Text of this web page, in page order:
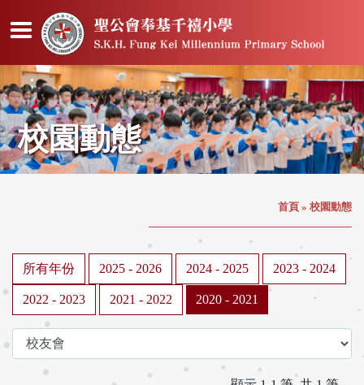
校園動態
首頁 » 校園動態
所有年份 2025 - 2026 2024 - 2025 2023 - 2024
2022 - 2023 2021 - 2022 2020 - 2021